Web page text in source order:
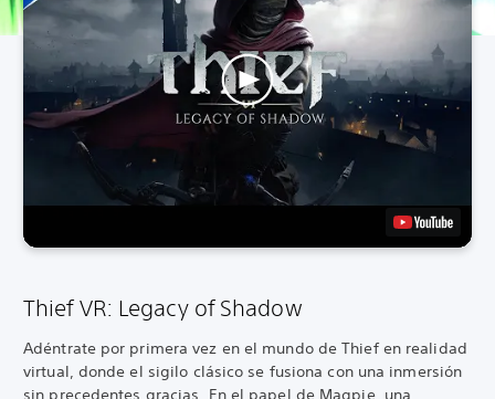
Thief VR: Legacy of Shadow
Adéntrate por primera vez en el mundo de Thief en realidad
virtual, donde el sigilo clásico se fusiona con una inmersión
sin precedentes gracias. En el papel de Magpie, una